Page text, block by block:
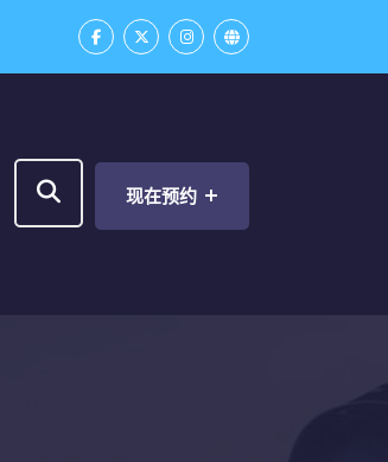
现在预约 +